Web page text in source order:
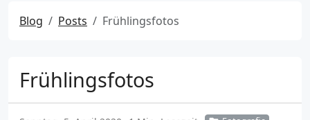
Blog Posts Frühlingsfotos
Frühlingsfotos